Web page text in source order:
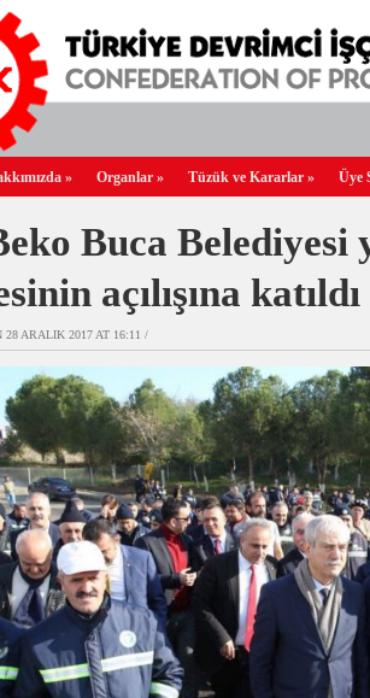
» Organlar » Tüzük ve Kararlar » Üye
Buca Belediyesi
açılışına katıldı
28 ARALIK 2017 AT 16:11 /